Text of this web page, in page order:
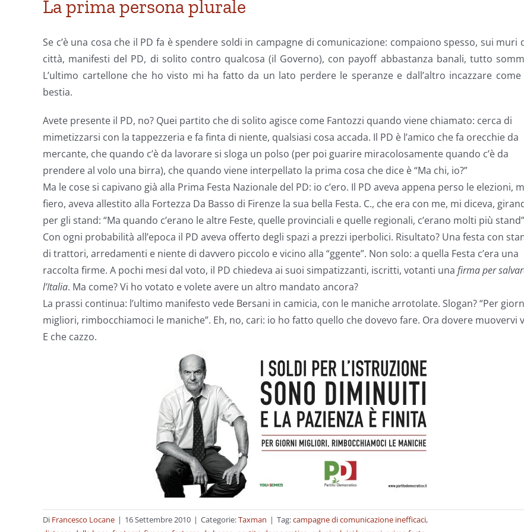
La prima persona plurale
Se c’è una cosa che il PD fa è spendere soldi in campagne di comunicazione: compaiono spesso, sui muri
città, manifesti del PD, di solito contro qualcosa (il Governo), con payoff abbastanza banali, tutto
L’ultimo cartellone che ho visto mi ha fatto da un lato perdere le speranze e dall’altro incazzare come
bestia.
Avete presente il PD, no? Quei partito che di solito agisce come Fantozzi quando viene chiamato: cerca di
mimetizzarsi con la tappezzeria e fa finta di niente, qualsiasi cosa accada. Il PD è l’amico che fa orecchie da
mercante, che quando c’è da lavorare si sloga un polso (per poi guarire miracolosamente quando c’è da
prendere al volo una birra), che quando viene interpellato la prima cosa che dice è “Ma chi, io?”
Ma le cose si capivano già alla Prima Festa Nazionale del PD: io c’ero. Il PD aveva appena perso le elezioni,
fiero, aveva allestito alla Fortezza Da Basso di Firenze la sua bella Festa. C., che era con me, mi diceva,
per gli stand: “Ma quando c’erano le altre Feste, quelle provinciali e quelle regionali, c’erano molti più
Con ogni probabilità all’epoca il PD aveva offerto degli spazi a prezzi iperbolici. Risultato? Una festa con
di trattori, arredamenti e niente di davvero piccolo e vicino alla “ggente”. Non solo: a quella Festa c’era una
raccolta firme. A pochi mesi dal voto, il PD chiedeva ai suoi simpatizzanti, iscritti, votanti una firma per
l’Italia. Ma come? Vi ho votato e volete avere un altro mandato ancora?
La prassi continua: l’ultimo manifesto vede Bersani in camicia, con le maniche arrotolate. Slogan? “Per
migliori, rimbocchiamoci le maniche”. Eh, no, cari: io ho fatto quello che dovevo fare. Ora dovere muovervi
E che cazzo.
Di Francesco Locane | 16 Settembre 2010 | Categorie:Taxman | Tag:campagne di comunicazione inefficaci,